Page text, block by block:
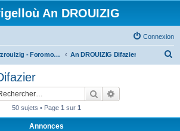
An DROUIZIG
Connexion
Kerzrouizig - Foromoù An Drouizig An DROUIZIG Difazier
Rechercher
50 sujets • Page 1 sur 1
Annonces